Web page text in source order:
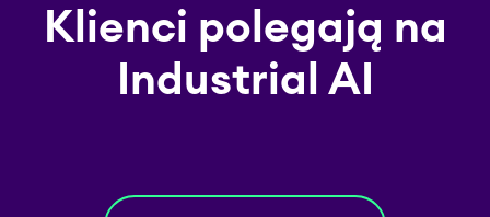
Klienci polegają na
Industrial AI